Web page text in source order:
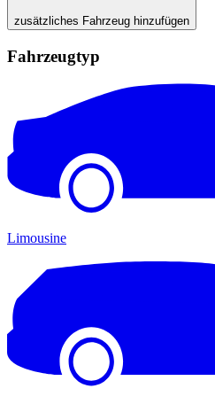
zusätzliches Fahrzeug hinzufügen
Fahrzeugtyp
Limousine